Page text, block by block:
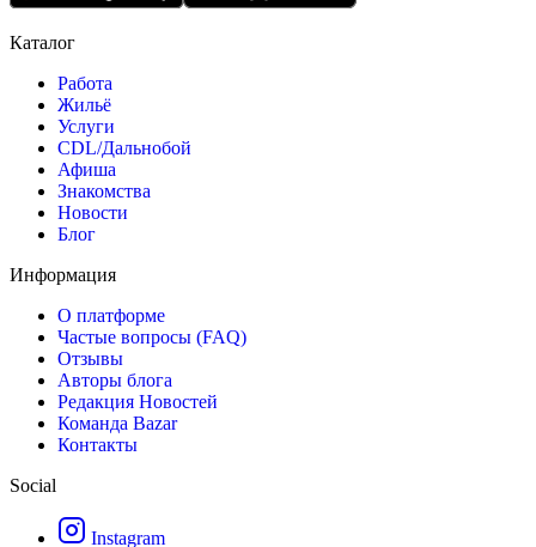
Каталог
Работа
Жильё
Услуги
CDL/Дальнобой
Афиша
Знакомства
Новости
Блог
Информация
О платформе
Частые вопросы (FAQ)
Отзывы
Авторы блога
Редакция Новостей
Команда Bazar
Контакты
Social
Instagram